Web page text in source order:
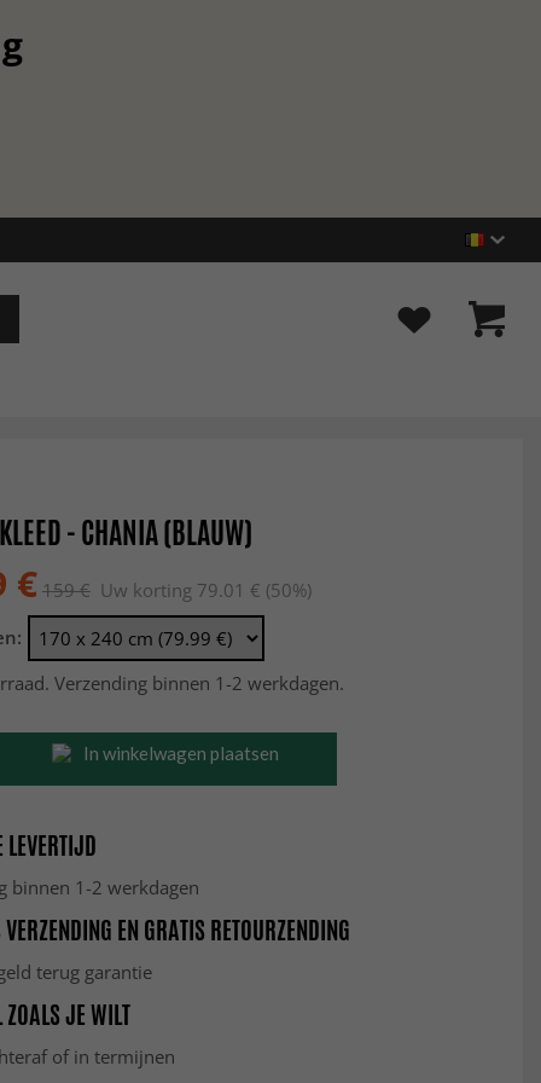
- CHANIA (BLAUW)
€ 159 €Uw korting 79.01 € (50%)
Verzending binnen 1-2 werkdagen.
In winkelwagen plaatsen
LEVERTIJD
binnen 1-2 werkdagen
EN GRATIS RETOURZENDING
terug garantie
ZOALS JE WILT
of in termijnen